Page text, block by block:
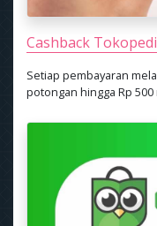
Cashback
Setiap pembayaran
potongan hingga Rp 500